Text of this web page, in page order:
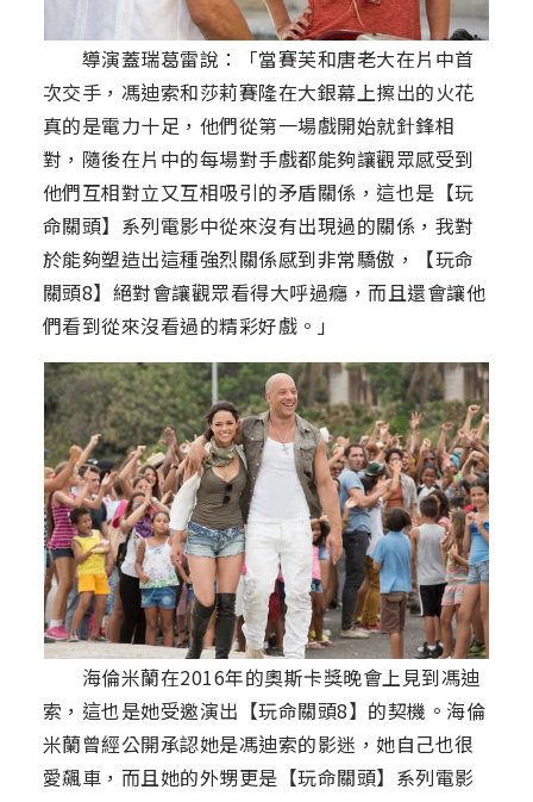
導演蓋瑞葛雷說：「當賽芙和唐老大在片中首
次交手，馮迪索和莎莉賽隆在大銀幕上擦出的火花
真的是電力十足，他們從第一場戲開始就針鋒相
對，隨後在片中的每場對手戲都能夠讓觀眾感受到
他們互相對立又互相吸引的矛盾關係，這也是【玩
命關頭】系列電影中從來沒有出現過的關係，我對
於能夠塑造出這種強烈關係感到非常驕傲，【玩命
關頭8】絕對會讓觀眾看得大呼過癮，而且還會讓他
們看到從來沒看過的精彩好戲。」
海倫米蘭在2016年的奧斯卡獎晚會上見到馮迪
索，這也是她受邀演出【玩命關頭8】的契機。海倫
米蘭曾經公開承認她是馮迪索的影迷，她自己也很
愛飆車，而且她的外甥更是【玩命關頭】系列電影